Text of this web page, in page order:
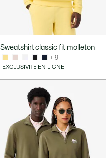
Sweatshirt classic fit molleton
+ 9
EXCLUSIVITÉ EN LIGNE